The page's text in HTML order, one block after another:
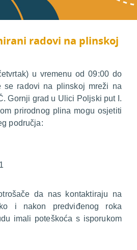
radovi na plinskoj
u vremenu od 09:00 do
se radovi na plinskoj mreži na
Gornji grad u Ulici Poljski put I.
prirodnog plina mogu osjetiti
područja:
da nas kontaktiraju na
i nakon predviđenog roka
imali poteškoća s isporukom